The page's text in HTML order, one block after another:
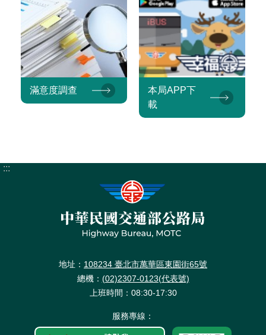
滿意度調查
本局APP下
載
:::
地址： 108234 臺北市萬華區東園街65號
總機： (02)2307-0123(代表號)
上班時間：08:30-17:30
服務專線：